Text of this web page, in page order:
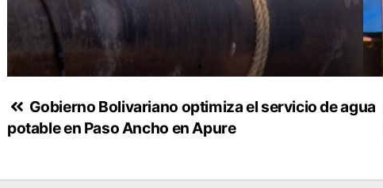
Navegación
de
entradas
Gobierno Bolivariano optimiza el servicio de agua
potable en Paso Ancho en Apure